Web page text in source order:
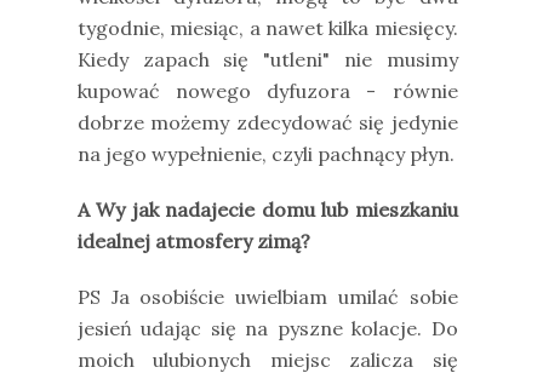
tygodnie, miesiąc, a nawet kilka miesięcy.
Kiedy zapach się "utleni" nie musimy
kupować nowego dyfuzora - równie
dobrze możemy zdecydować się jedynie
na jego wypełnienie, czyli pachnący płyn.
A Wy jak nadajecie domu lub mieszkaniu
idealnej atmosfery zimą?
PS Ja osobiście uwielbiam umilać sobie
jesień udając się na pyszne kolacje. Do
moich ulubionych miejsc zalicza się